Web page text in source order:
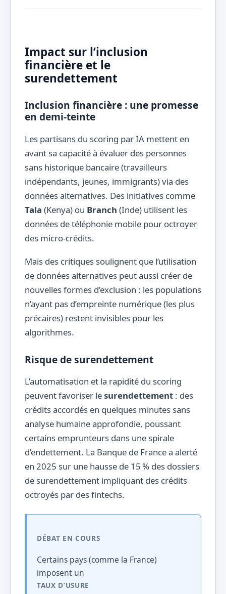
Impact sur l’inclusion
financière et le
surendettement
Inclusion financière : une promesse
en demi-teinte
Les partisans du scoring par IA mettent en
avant sa capacité à évaluer des personnes
sans historique bancaire (travailleurs
indépendants, jeunes, immigrants) via des
données alternatives. Des initiatives comme
Tala (Kenya) ou Branch (Inde) utilisent les
données de téléphonie mobile pour octroyer
des micro-crédits.
Mais des critiques soulignent que l’utilisation
de données alternatives peut aussi créer de
nouvelles formes d’exclusion : les populations
n’ayant pas d’empreinte numérique (les plus
précaires) restent invisibles pour les
algorithmes.
Risque de surendettement
L’automatisation et la rapidité du scoring
peuvent favoriser lesurendettement : des
crédits accordés en quelques minutes sans
analyse humaine approfondie, poussant
certains emprunteurs dans une spirale
d’endettement. La Banque de France a alerté
en 2025 sur une hausse de 15 % des dossiers
de surendettement impliquant des crédits
octroyés par des fintechs.
DÉBAT EN COURS
Certains pays (comme la France)
imposent un
TAUX D’USURE